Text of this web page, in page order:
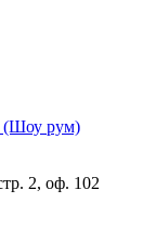
(Шоу рум)
2, оф. 102